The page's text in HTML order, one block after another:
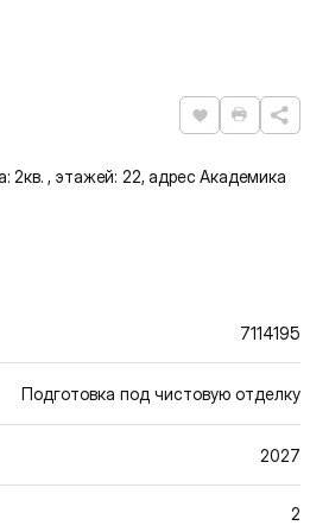
Нравится
2кв. , этажей: 22, адрес Академика
7114195
Подготовка под чистовую отделку
2027
2